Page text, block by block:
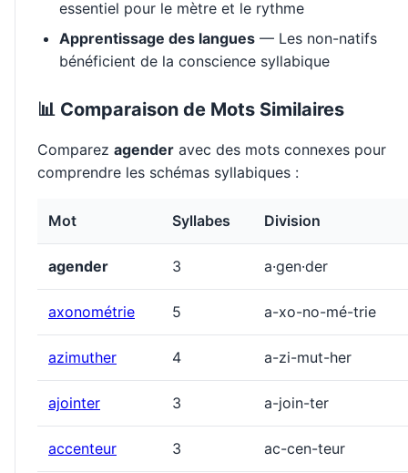
essentiel pour le mètre et le rythme
Apprentissage des langues — Les non-natifs
bénéficient de la conscience syllabique
📊 Comparaison de Mots Similaires
Comparez agender avec des mots connexes pour
comprendre les schémas syllabiques :
Mot Syllabes Division
agender 3 a·gen·der
axonométrie 5 a-xo-no-mé-trie
azimuther 4 a-zi-mut-her
ajointer 3 a-join-ter
accenteur 3 ac-cen-teur